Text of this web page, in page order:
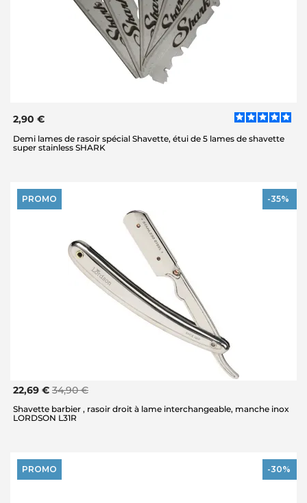
2,90 €
Demi lames de rasoir spécial Shavette, étui de 5 lames de shavette
super stainless SHARK
PROMO -35%
22,69 € 34,90 €
Shavette barbier , rasoir droit à lame interchangeable, manche inox
LORDSON L31R
PROMO -30%